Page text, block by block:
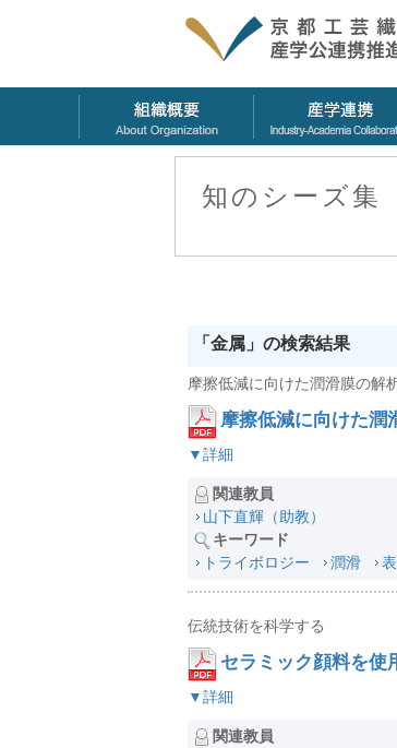
知のシーズ集
「金属」の検索結果
摩擦低減に向けた潤滑膜の解
摩擦低減に向けた潤
▼詳細
関連教員
山下直輝（助教）
キーワード
トライボロジー
潤滑
伝統技術を科学する
セラミック顔料を使
▼詳細
関連教員